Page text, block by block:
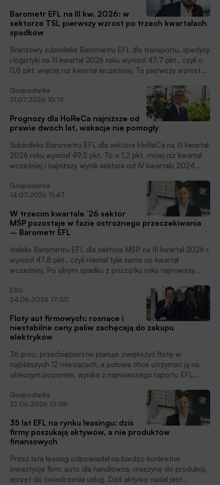
Barometr EFL na III kw. 2026: w
sektorze TSL pierwszy wzrost po trzech kwartałach
spadków
Branżowy subindeks Barometru EFL dla transportu, spedycji
i logistyki na III kwartał 2026 roku wyniósł 47,7 pkt., czyli o
0,8 pkt. więcej niż kwartał wcześniej. To pierwszy wzrost
poniżej progu 50 pkt., który oddziela warunki sprzyjające
rozwojowi od niekorzystnych. Największa poprawa dotyczy
prognoz sprzedażowych: wzrostu sprzedaży zamówień
spodziewa się 13% firm TSL wobec 3% kwartał wcześniej.
Jednocześnie branża ostrożniej patrzy na inwestycje:
większe nakłady planuje 14% przedsiębiorców, a 31%
spodziewa się ich ograniczenia, czytamy w informacji
prasowej.
Gospodarka
21.07.2026 10:19
Prognozy dla HoReCa najniższe od
prawie dwóch lat, wakacje nie pomogły
Subindeks Barometru EFL dla sektora HoReCa na III kwartał
2026 roku wyniósł 49,5 pkt. To o 1,2 pkt. mniej niż kwartał
wcześniej i najniższy wynik sektora od IV kwartału 2024
warunki ograniczonego rozwoju. Tym razem branży nie
pomógł nawet sezon wakacyjno-urlopowy, który zwykle
wspiera hotele, restauracje i catering. Najmocniej osłabły
plany inwestycyjne: tylko 14% firm HoReCa zakłada wzrost
nakładów na środki trwałe, podczas gdy w II kwartale było
to 29%, czytamy w informacji prasowej.
Gospodarka
14.07.2026 11:47
W trzecim kwartale ’26 sektor
MŚP pozostaje w fazie ostrożnego przeczekiwania
– Barometr EFL
Indeks Barometru EFL dla sektora MŚP na III kwartał 2026 r.
wyniósł 47,8 pkt., czyli niemal tyle samo co kwartał
wcześniej. Po silnym spadku z początku roku najnowszy
przełom. Wskaźnik nadal pozostaje poniżej granicy 50 pkt.,
która oznacza sprzyjające warunki do rozwoju. Firmy
najczęściej zakładają brak zmian w sprzedaży i płynności
finansowej, a w inwestycjach wciąż dominuje ostrożność:
35% badanych spodziewa się spadku nakładów, podczas
gdy 15% liczy na ich wzrost, czytamy w informacji prasowej.
ESG
24.06.2026 17:30
Floty aut firmowych: rosnące i
niestabilne ceny paliw zachęcają do zakupu
elektryków
36 proc. przedsiębiorstw planuje zwiększyć flotę w
najbliższych 12 miesiącach, a połowa chce utrzymać ją na
obecnym poziomie, wynika z najnowszego raportu EFL
agendy coraz mocniej wchodzą elektryki: 37 proc. firm już
ma elektryki we flocie, a 27 proc. jeszcze nie, ale planuje
wdrożenie. Eksperci EFL zwracają uwagę, że na decyzje
flotowe coraz większy wpływ ma także geopolityka i
związana z nią presja paliwowa. 29 proc. przedsiębiorców
przyznaje, że rosnące i niestabilne ceny paliw, wynikające
m.in. z napięć na Bliskim Wschodzie, zwiększają gotowość
do rozważenia aut elektrycznych, czytamy w informacji
prasowej.
Gospodarka
22.06.2026 13:58
35 lat EFL na rynku leasingu: dziś
firmy poszukają aktywów, a nie produktów
finansowych
Przez lata leasing odpowiadał na bardzo konkretne
inwestycje firm: auto dla handlowca, maszynę do produkcji,
sprzęt do świadczenia usług. Dziś aktywo nadal jest